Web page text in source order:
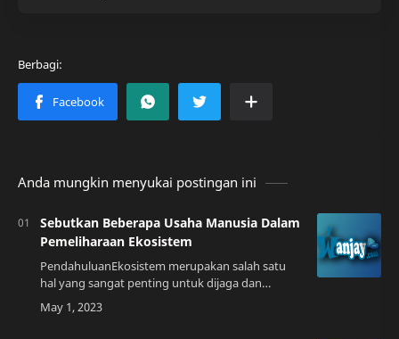
Anda mungkin menyukai postingan ini
Sebutkan Beberapa Usaha Manusia Dalam
Pemeliharaan Ekosistem
PendahuluanEkosistem merupakan salah satu
hal yang sangat penting untuk dijaga dan
dilestarikan. Kita sebagai manusia memiliki
tanggung jawab untuk menjaga kelestarian